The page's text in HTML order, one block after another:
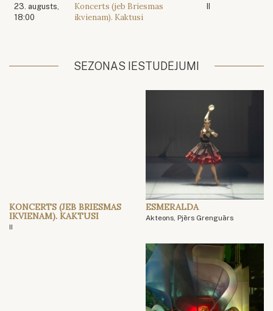
23. augusts,
18:00
Koncerts (jeb Briesmas
ikvienam). Kaktusi
II
SEZONAS IESTUDĒJUMI
KONCERTS (JEB BRIESMAS
IKVIENAM). KAKTUSI
II
ESMERALDA
Akteons, Pjērs Grenguārs